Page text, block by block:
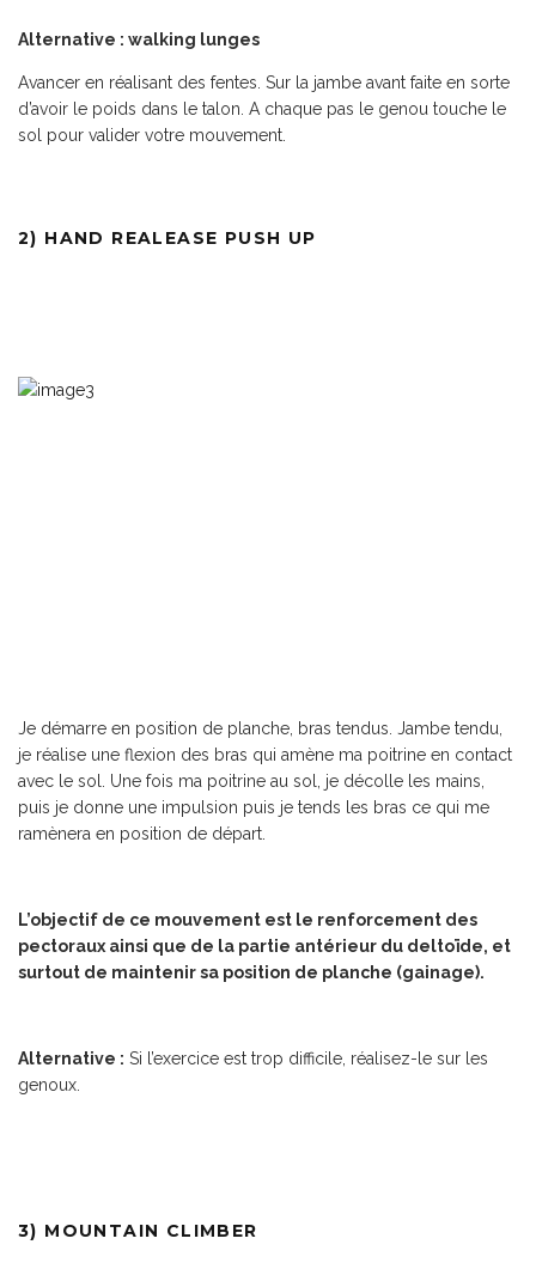
Alternative : walking lunges
Avancer en réalisant des fentes. Sur la jambe avant faite en sorte
d’avoir le poids dans le talon. A chaque pas le genou touche le
sol pour valider votre mouvement.
2) HAND REALEASE PUSH UP
Je démarre en position de planche, bras tendus. Jambe tendu,
je réalise une flexion des bras qui amène ma poitrine en contact
avec le sol. Une fois ma poitrine au sol, je décolle les mains,
puis je donne une impulsion puis je tends les bras ce qui me
ramènera en position de départ.
L’objectif de ce mouvement est le renforcement des
pectoraux ainsi que de la partie antérieur du deltoïde, et
surtout de maintenir sa position de planche (gainage).
Alternative : Si l’exercice est trop difficile, réalisez-le sur les
genoux.
3) MOUNTAIN CLIMBER